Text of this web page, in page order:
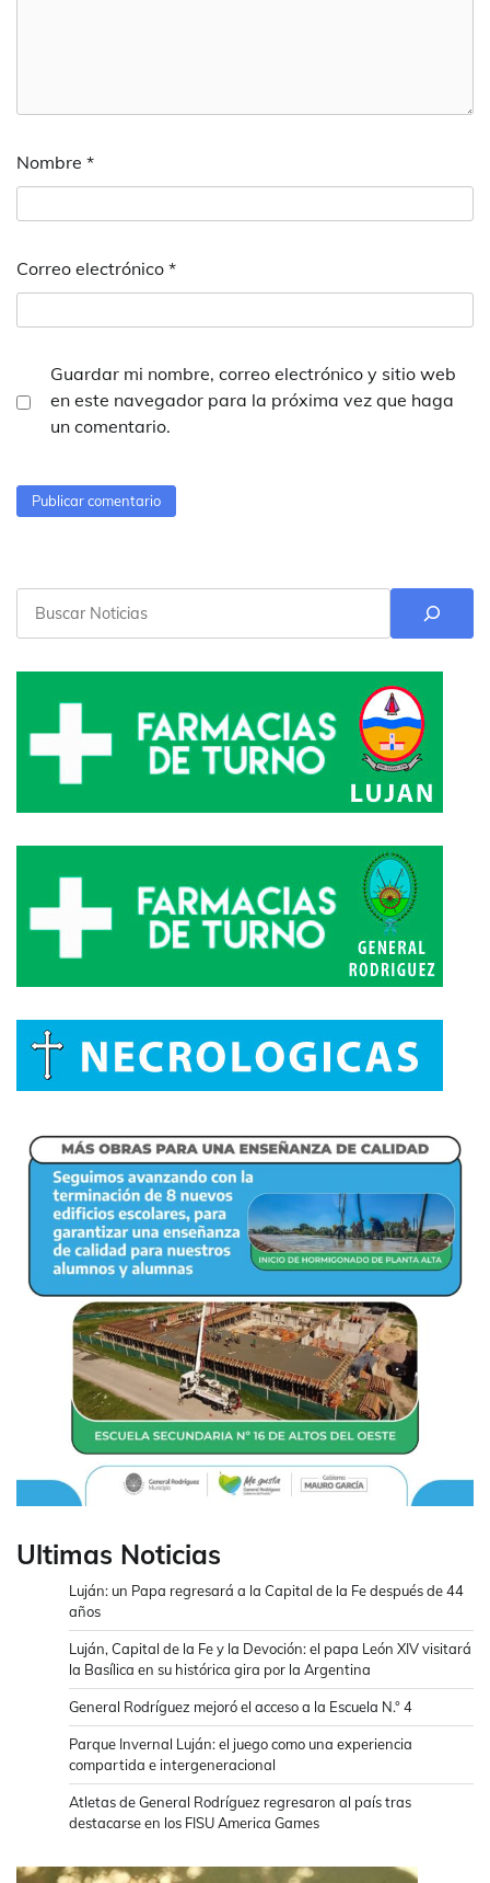
Nombre *
Correo electrónico *
Guardar mi nombre, correo electrónico y sitio web
en este navegador para la próxima vez que haga
un comentario.
Ultimas Noticias
Luján: un Papa regresará a la Capital de la Fe después de 44
años
Luján, Capital de la Fe y la Devoción: el papa León XIV visitará
la Basílica en su histórica gira por la Argentina
General Rodríguez mejoró el acceso a la Escuela N.° 4
Parque Invernal Luján: el juego como una experiencia
compartida e intergeneracional
Atletas de General Rodríguez regresaron al país tras
destacarse en los FISU America Games